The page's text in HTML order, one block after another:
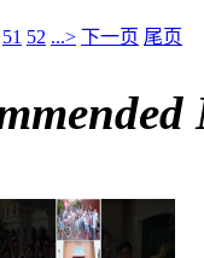
51 52 ...> 下一页 尾页